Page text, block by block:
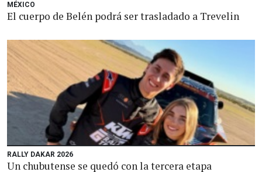
MÉXICO
El cuerpo de Belén podrá ser trasladado a Trevelin
RALLY DAKAR 2026
Un chubutense se quedó con la tercera etapa